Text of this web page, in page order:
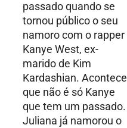
passado quando se
tornou público o seu
namoro com o rapper
Kanye West, ex-
marido de Kim
Kardashian. Acontece
que não é só Kanye
que tem um passado.
Juliana já namorou o